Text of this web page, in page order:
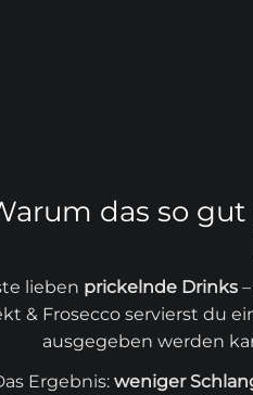
das so
lieben prickelnde Drinks
& Frosecco servierst du
ausgegeben werden
Ergebnis: weniger